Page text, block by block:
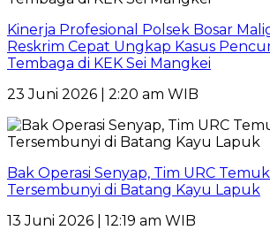
Kinerja Profesional Polsek Bosar
Reskrim Cepat Ungkap Kasus
Tembaga di KEK Sei Mangkei
23 Juni 2026 | 2:20 am WIB
Bak Operasi Senyap, Tim URC
Tersembunyi di Batang Kayu Lapuk
13 Juni 2026 | 12:19 am WIB